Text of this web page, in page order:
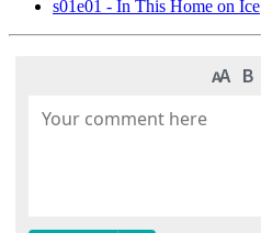
s01e01 - In This Home on Ice